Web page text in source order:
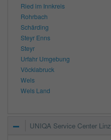
Ried im Innkreis
Rohrbach
Schärding
Steyr Enns
Steyr
Urfahr Umgebung
Vöcklabruck
Wels
Wels Land
UNIQA Service Center Linz